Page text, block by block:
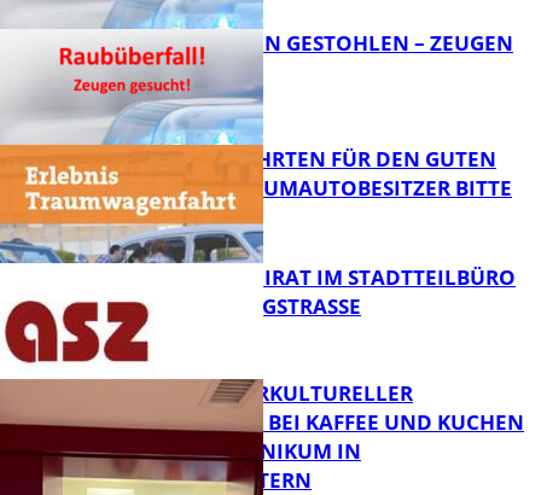
FB News
TEURE KETTEN GESTOHLEN – ZEUGEN
GESUCHT!
FB News
SPENDENFAHRTEN FÜR DEN GUTEN
ZWECK – TRAUMAUTOBESITZER BITTE
MELDEN!
FB News
SENIORENBEIRAT IM STADTTEILBÜRO
IN DER KÖNIGSTRASSE
NEUER INTERKULTURELLER
TREFFPUNKT BEI KAFFEE UND KUCHEN
IM PFALZKLINIKUM IN
KAISERSLAUTERN